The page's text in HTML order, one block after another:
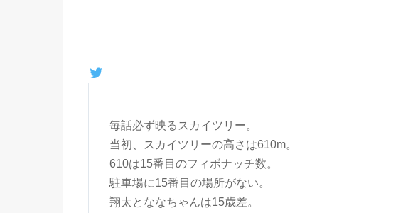
毎話必ず映るスカイツリー。
当初、スカイツリーの高さは610m。
610は15番目のフィボナッチ数。
駐車場に15番目の場所がない。
翔太とななちゃんは15歳差。